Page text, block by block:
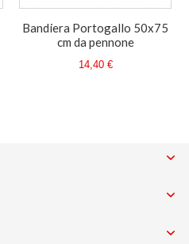
Bandiera Portogallo 50x75
cm da pennone
14,40 €